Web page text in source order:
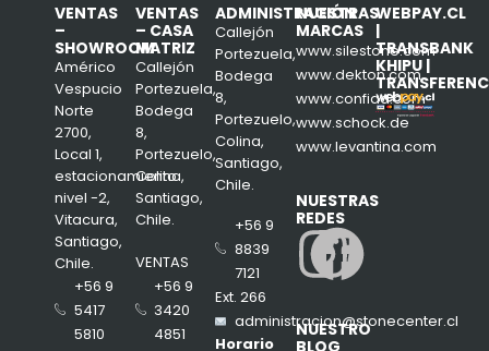
VENTAS
–
SHOWROOM
Américo
Vespucio
Norte
2700,
Local 1,
estacionamiento
nivel -2,
Vitacura,
Santiago,
Chile.
+56 9
5417
5810
VENTAS
– CASA
MATRIZ
Callejón
Portezuela,
Bodega
8,
Portezuelo,
Colina,
Santiago,
Chile.
VENTAS
+56 9
3420
4851
ADMINISTRACIÓN
Callejón
Portezuela,
Bodega
8,
Portezuelo,
Colina,
Santiago,
Chile.
+56 9
8839
7121
Ext. 266
administracion@stonecenter.cl
Horario
NUESTRAS
MARCAS
www.silestone.com
www.dekton.com
www.confiad.com
www.schock.de
www.levantina.com
NUESTRAS
REDES
NUESTRO
BLOG
WEBPAY.CL
|
TRANSBANK
KHIPU |